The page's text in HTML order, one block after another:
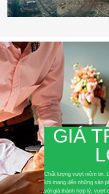
GIÁ
Chất lượng vượt niềm tin.
khi mang đến những sản
với giá thành hợp lý, vượt